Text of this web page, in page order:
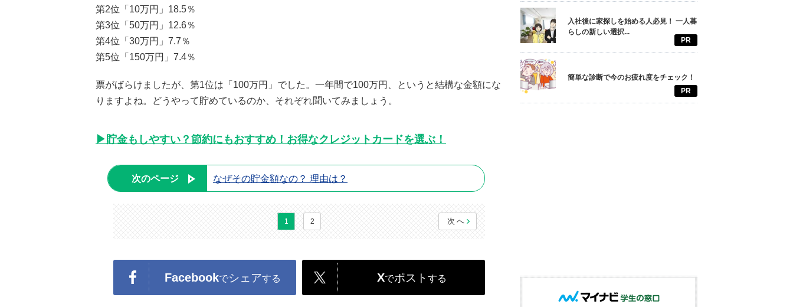
第2位「10万円」18.5％
第3位「50万円」12.6％
第4位「30万円」7.7％
第5位「150万円」7.4％
票がばらけましたが、第1位は「100万円」でした。一年間で100万円、というと結構な金額にな
りますよね。どうやって貯めているのか、それぞれ聞いてみましょう。
▶貯金もしやすい？節約にもおすすめ！お得なクレジットカードを選ぶ！
次のページ なぜその貯金額なの？ 理由は？
1 2 次へ
Facebookでシェアする Xでポスト する
入社後に家探しを始める人必見！ 一人暮
らしの新しい選択...
PR
簡単な診断で今のお疲れ度をチェック！
PR